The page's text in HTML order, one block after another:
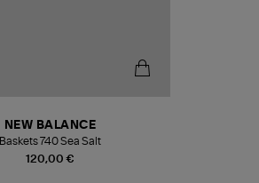
120,00 €
NEW BALANCE
Baskets 740 Sea Salt